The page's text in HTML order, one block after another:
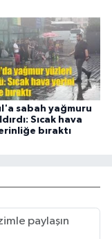
sabah yağmuru
Sıcak hava
bıraktı